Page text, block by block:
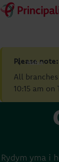
Hafan
Please note:
All
10:15 am on
Rydym yma i